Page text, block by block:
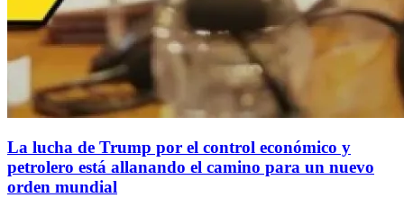
La lucha de Trump por el control económico y
petrolero está allanando el camino para un nuevo
orden mundial